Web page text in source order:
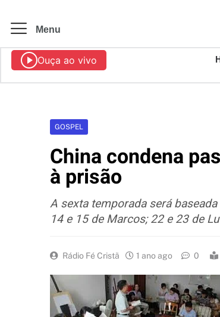
Menu
Ouça ao vivo
GOSPEL
China condena
à prisão
A sexta temporada será
14 e 15 de Marcos; 22 e 23 de
Rádio Fé Cristã 1 ano ago 0